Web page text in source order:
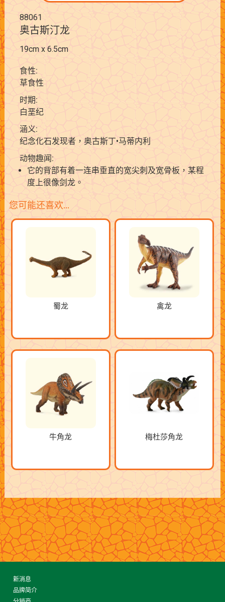
88061
奥古斯汀龙
19cm x 6.5cm
食性:
草食性
时期:
白垩纪
涵义:
纪念化石发现者，奥古斯丁•马蒂内利
动物趣闻:
它的背部有着一连串垂直的宽尖刺及宽骨板，某程
度上很像剑龙。
您可能还喜欢…
蜀龙 禽龙
牛角龙 梅杜莎角龙
新消息
品牌简介